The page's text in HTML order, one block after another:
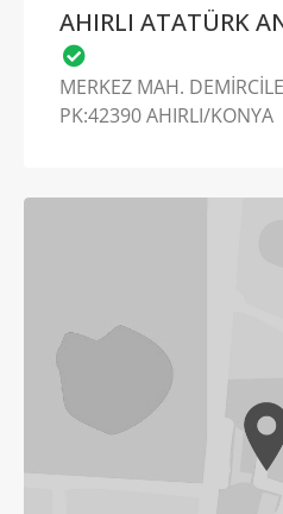
AHIRLI ATATÜRK
MERKEZ MAH.
PK:42390 AHIRLI/KONYA